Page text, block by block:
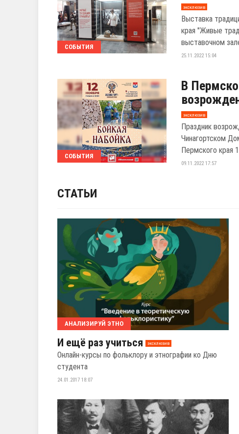
СОБЫТИЯ
эксклюзив
Выставка
края "Живые
выставочном
25.11.2022 15:04
СОБЫТИЯ
В
эксклюзив
Праздник
Чинагортском
Пермского края
09.11.2022 17:57
СТАТЬИ
АНАЛИЗИРУЙ ЭТНО
И ещё раз учиться эксклюзив
Онлайн-курсы по фольклору и этнографии ко Дню
студента
24.01.2017 18:07